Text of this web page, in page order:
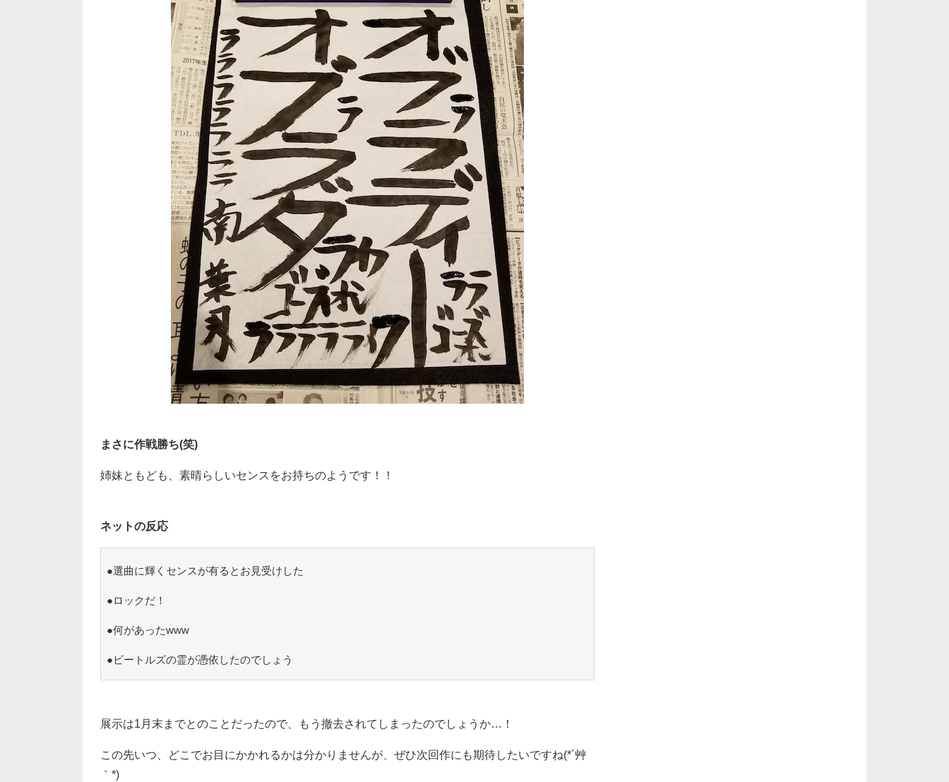
まさに作戦勝ち(笑)
姉妹ともども、素晴らしいセンスをお持ちのようです！！
ネットの反応
●選曲に輝くセンスが有るとお見受けした
●ロックだ！
●何があったwww
●ビートルズの霊が憑依したのでしょう
展示は1月末までとのことだったので、もう撤去されてしまったのでしょうか…！
この先いつ、どこでお目にかかれるかは分かりませんが、ぜひ次回作にも期待したいですね(*´艸
｀*)